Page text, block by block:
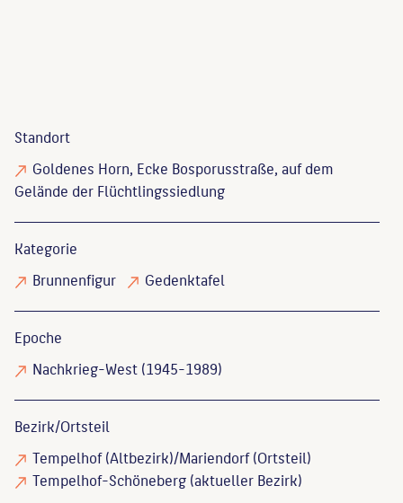
Standort
Goldenes Horn, Ecke Bosporusstraße, auf dem
Gelände der Flüchtlingssiedlung
Kategorie
Brunnenfigur
Gedenktafel
Epoche
Nachkrieg-West (1945-1989)
Bezirk/Ortsteil
Tempelhof (Altbezirk)/Mariendorf (Ortsteil)
Tempelhof-Schöneberg (aktueller Bezirk)